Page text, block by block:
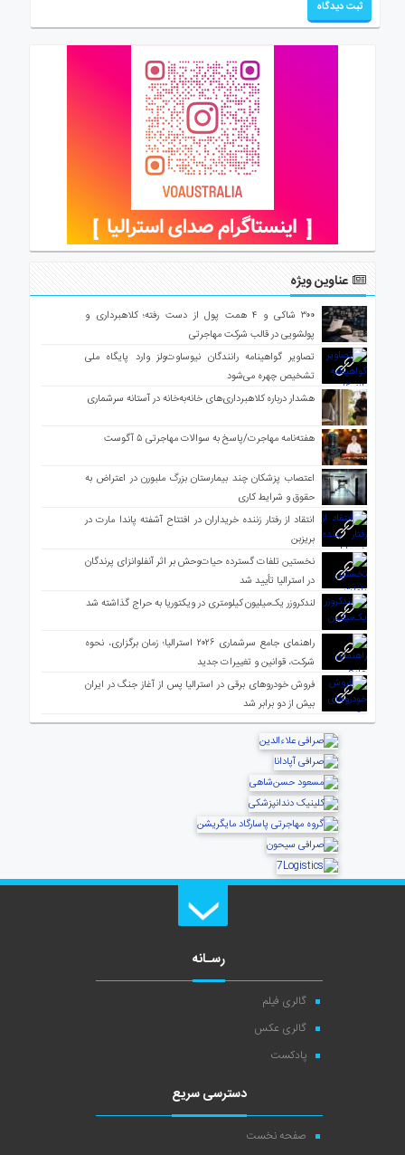
عناوین ویژه
۳۰۰ شاکی و ۴ همت پول از دست رفته؛ کلاهبرداری و
پولشویی در قالب شرکت مهاجرتی
تصاویر گواهینامه رانندگان نیوساوت‌ولز وارد پایگاه ملی
تشخیص چهره می‌شود
هشدار درباره کلاهبرداری‌های خانه‌به‌خانه در آستانه سرشماری
هفته‌نامه مهاجرت/پاسخ به سوالات مهاجرتی ۵ آگوست
اعتصاب پزشکان چند بیمارستان بزرگ ملبورن در اعتراض به
حقوق و شرایط کاری
انتقاد از رفتار زننده خریداران در افتتاح آشفته پاندا مارت در
بریزبن
نخستین تلفات گسترده حیات‌وحش بر اثر آنفلوانزای پرندگان
در استرالیا تأیید شد
لندکروزر یک‌میلیون کیلومتری در ویکتوریا به حراج گذاشته شد
راهنمای جامع سرشماری ۲۰۲۶ استرالیا؛ زمان برگزاری، نحوه
شرکت، قوانین و تغییرات جدید
فروش خودروهای برقی در استرالیا پس از آغاز جنگ در ایران
بیش از دو برابر شد
رسـانه
گالری فیلم
گالری عکس
پادکست
دسترسی سریع
صفحه نخست